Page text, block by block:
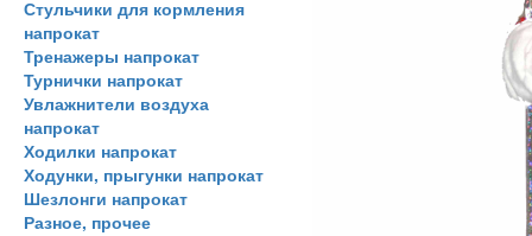
Стульчики для кормления
напрокат
Тренажеры напрокат
Турнички напрокат
Увлажнители воздуха
напрокат
Ходилки напрокат
Ходунки, прыгунки напрокат
Шезлонги напрокат
Разное, прочее